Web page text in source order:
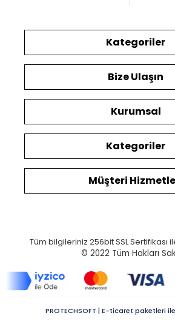
Kategoriler
Bize Ulaşın
Kurumsal
Kategoriler
Müşteri
Tüm bilgileriniz 256bit SSL Sertifikası
© 2022 Tüm Hakları
PROTECHSOFT | E-ticaret paketleri ile